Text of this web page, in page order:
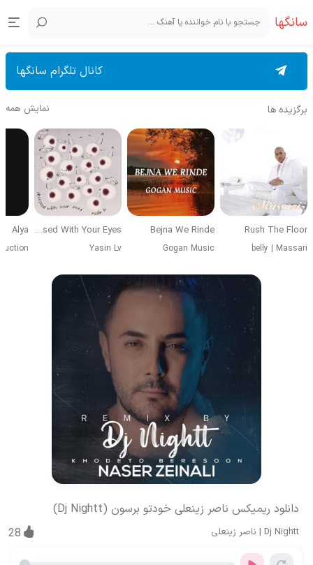
سانگها
کانال تلگرام سانگها
برگزیده ها نمایش همه
Rush The Floor
belly | Massari
Bejna We Rinde
Gogan Music
Obsessed With Your Eyes
Yasin Lv
Alya
دانلود ریمیکس ناصر زینعلی خودتو برسون (Dj Nightt)
Dj Nightt
| ناصر زینعلی 28